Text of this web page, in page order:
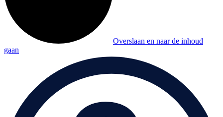
Overslaan en naar de inhoud
gaan